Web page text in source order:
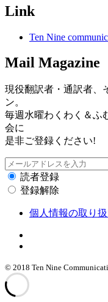
Link
Ten Nine
Mail Magazine
現役翻訳者・通訳者、
ン。
毎週水曜わくわく＆ふ
会に
是非ご登録ください!
読者登録
登録解除
個人情報の取り
© 2018 Ten Nine